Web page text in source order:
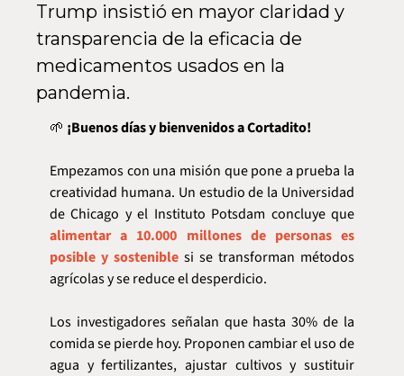
Trump insistió en mayor claridad y
transparencia de la eficacia de
medicamentos usados en la
pandemia.
🌱 ¡Buenos días y bienvenidos a Cortadito!
Empezamos con una misión que pone a prueba la
creatividad humana. Un estudio de la Universidad
alimentar a 10.000 millones de personas es
posible y sostenible si se transforman métodos
agrícolas y se reduce el desperdicio.
Los investigadores señalan que hasta 30% de la
comida se pierde hoy. Proponen cambiar el uso de
agua y fertilizantes, ajustar cultivos y sustituir